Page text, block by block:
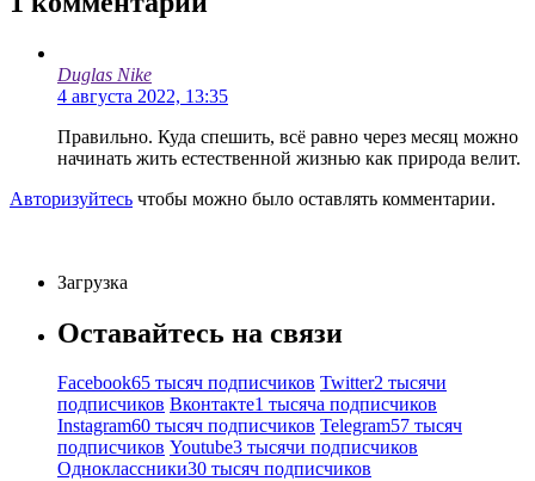
Duglas Nike
4 августа 2022, 13:35
Правильно. Куда спешить, всё равно через месяц можно
начинать жить естественной жизнью как природа велит.
Авторизуйтесь чтобы можно было оставлять комментарии.
Загрузка
Оставайтесь на связи
Facebook65 тысяч подписчиков Twitter2 тысячи
подписчиков Вконтакте1 тысяча подписчиков
Instagram60 тысяч подписчиков Telegram57 тысяч
подписчиков Youtube3 тысячи подписчиков
Одноклассники30 тысяч подписчиков